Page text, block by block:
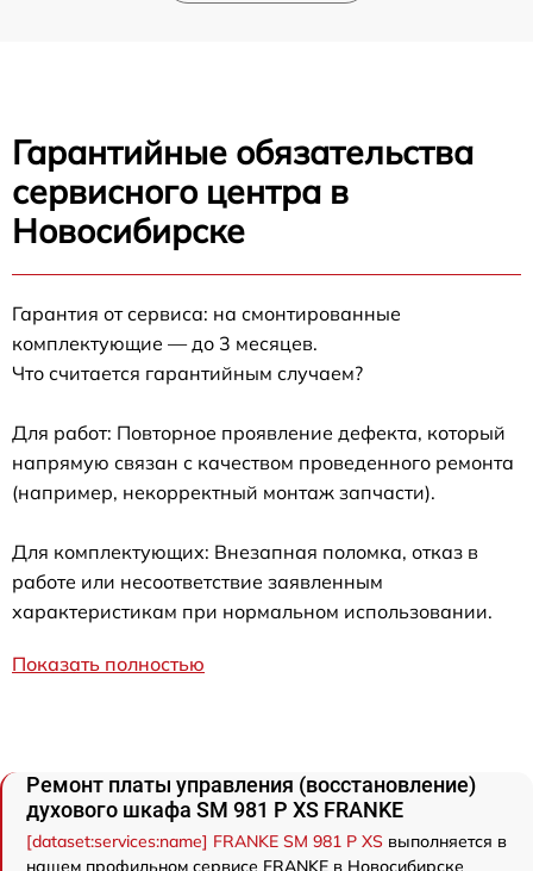
Гарантийные обязательства
сервисного центра в
Новосибирске
Гарантия от сервиса: на смонтированные
комплектующие — до 3 месяцев.
Что считается гарантийным случаем?
Для работ: Повторное проявление дефекта, который
напрямую связан с качеством проведенного ремонта
(например, некорректный монтаж запчасти).
Для комплектующих: Внезапная поломка, отказ в
работе или несоответствие заявленным
характеристикам при нормальном использовании.
Показать полностью
Ремонт платы управления (восстановление)
духового шкафа SM 981 P XS FRANKE
[dataset:services:name] FRANKE SM 981 P XS выполняется в
нашем профильном сервисе FRANKE в Новосибирске